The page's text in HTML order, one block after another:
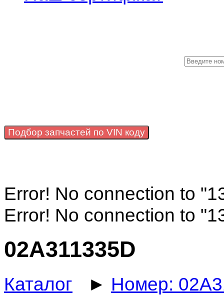
Подбор запчастей по VIN коду
Error! No connection to
Error! No connection to
02A311335D
Каталог ► Номер: